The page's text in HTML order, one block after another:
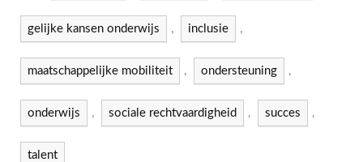
gelijke kansen onderwijs , inclusie ,
maatschappelijke mobiliteit , ondersteuning ,
onderwijs , sociale rechtvaardigheid , succes ,
talent